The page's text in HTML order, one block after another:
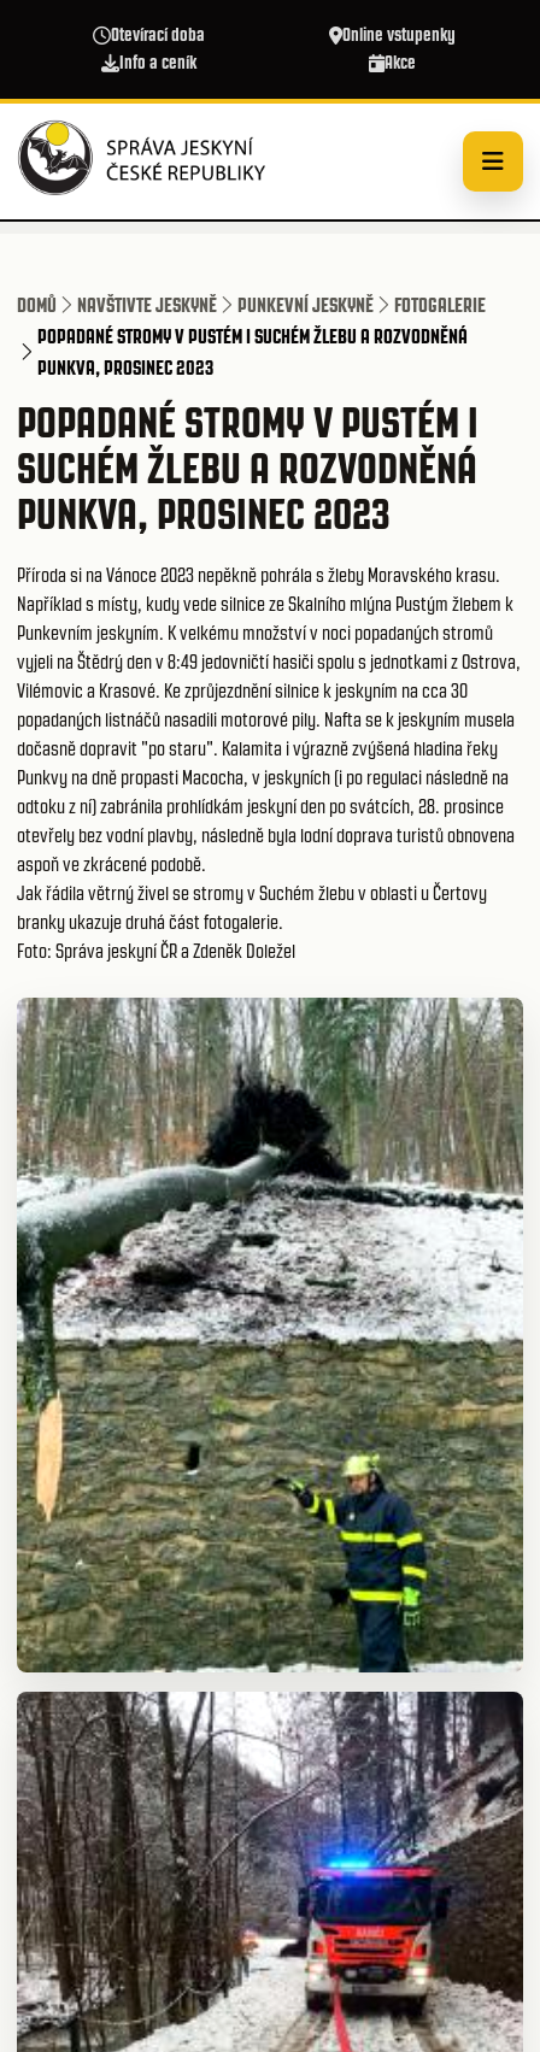
Otevírací doba
Online vstupenky
Info a ceník
Akce
DOMŮ NAVŠTIVTE JESKYNĚ PUNKEVNÍ JESKYNĚ
FOTOGALERIE
POPADANÉ STROMY V PUSTÉM I SUCHÉM ŽLEBU A ROZVODNĚNÁ
PUNKVA, PROSINEC 2023
POPADANÉ STROMY V PUSTÉM I
SUCHÉM ŽLEBU A ROZVODNĚNÁ
PUNKVA, PROSINEC 2023
Příroda si na Vánoce 2023 nepěkně pohrála s žleby Moravského krasu.
Například s místy, kudy vede silnice ze Skalního mlýna Pustým žlebem k
Punkevním jeskyním. K velkému množství v noci popadaných stromů
vyjeli na Štědrý den v 8:49 jedovničtí hasiči spolu s jednotkami z Ostrova,
Vilémovic a Krasové. Ke zprůjezdnění silnice k jeskyním na cca 30
popadaných listnáčů nasadili motorové pily. Nafta se k jeskyním musela
dočasně dopravit "po staru". Kalamita i výrazně zvýšená hladina řeky
Punkvy na dně propasti Macocha, v jeskyních (i po regulaci následně na
odtoku z ní) zabránila prohlídkám jeskyní den po svátcích, 28. prosince
otevřely bez vodní plavby, následně byla lodní doprava turistů obnovena
aspoň ve zkrácené podobě.
Jak řádila větrný živel se stromy v Suchém žlebu v oblasti u Čertovy
branky ukazuje druhá část fotogalerie.
Foto: Správa jeskyní ČR a Zdeněk Doležel